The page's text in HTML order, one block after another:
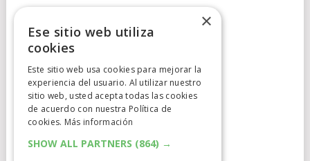
Cumplimiento Normativo
Aviso Legal
Política de Privacidad
×
Ese sitio web utiliza
cookies
Este sitio web usa cookies para mejorar la
experiencia del usuario. Al utilizar nuestro
sitio web, usted acepta todas las cookies
de acuerdo con nuestra Política de
cookies. Más información
SHOW ALL PARTNERS (864) →